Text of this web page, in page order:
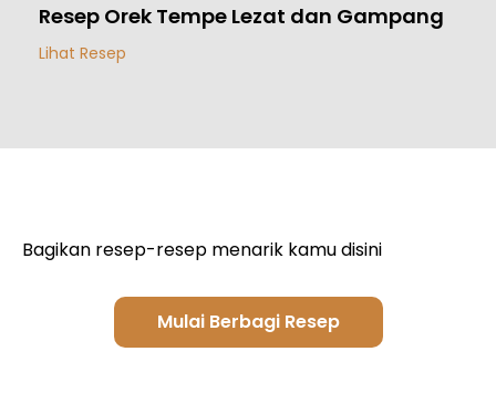
Resep Orek Tempe Lezat dan Gampang
Lihat Resep
Bagikan resep-resep menarik kamu disini
Mulai Berbagi Resep